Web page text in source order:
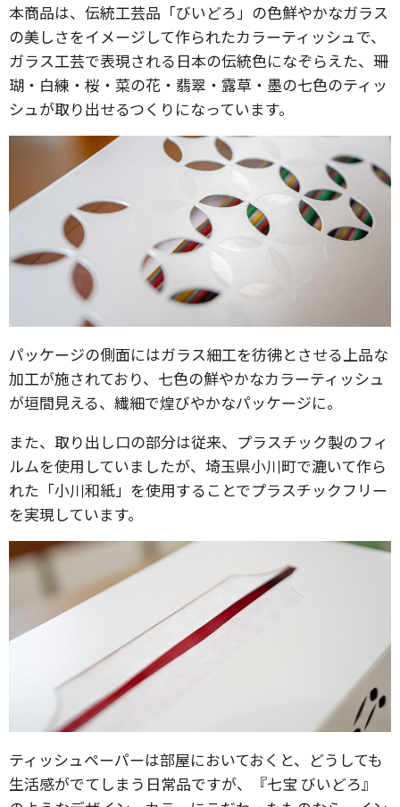
本商品は、伝統工芸品「びいどろ」の色鮮やかなガラス
の美しさをイメージして作られたカラーティッシュで、
ガラス工芸で表現される日本の伝統色になぞらえた、珊
瑚・白練・桜・菜の花・翡翠・露草・墨の七色のティッ
シュが取り出せるつくりになっています。
パッケージの側面にはガラス細工を彷彿とさせる上品な
加工が施されており、七色の鮮やかなカラーティッシュ
が垣間見える、繊細で煌びやかなパッケージに。
また、取り出し口の部分は従来、プラスチック製のフィ
ルムを使用していましたが、埼玉県小川町で漉いて作ら
れた「小川和紙」を使用することでプラスチックフリー
を実現しています。
ティッシュペーパーは部屋においておくと、どうしても
生活感がでてしまう日常品ですが、『七宝 びいどろ』